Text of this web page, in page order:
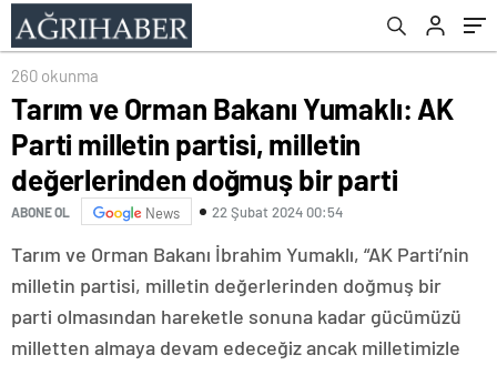
doğmuş bir parti
260 okunma
Tarım ve Orman Bakanı Yumaklı: AK
Parti milletin partisi, milletin
değerlerinden doğmuş bir parti
ABONE OL News 22 Şubat 2024 00:54
Tarım ve Orman Bakanı İbrahim Yumaklı, “AK Parti’nin
milletin partisi, milletin değerlerinden doğmuş bir
parti olmasından hareketle sonuna kadar gücümüzü
milletten almaya devam edeceğiz ancak milletimizle